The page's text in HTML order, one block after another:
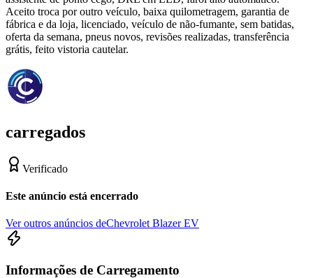
Aceito troca por outro veículo, baixa quilometragem, garantia de
fábrica e da loja, licenciado, veículo de não-fumante, sem batidas,
oferta da semana, pneus novos, revisões realizadas, transferência
grátis, feito vistoria cautelar.
carregados
Verificado
Este anúncio está encerrado
Ver outros anúncios deChevrolet Blazer EV
Informações de Carregamento